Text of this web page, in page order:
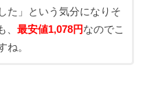
た」という気分になりそ
、 最安値1,078円なのでこ
ね。